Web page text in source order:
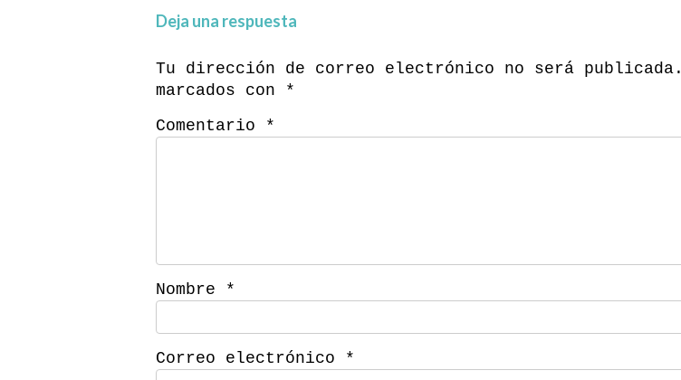
Deja una respuesta
Tu dirección de correo electrónico no será publicada.
marcados con *
Comentario *
Nombre *
Correo electrónico *